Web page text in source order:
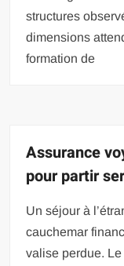
structures
dimensions
formation de
Assurance
pour partir
Un séjour à
cauchemar
valise perdue.